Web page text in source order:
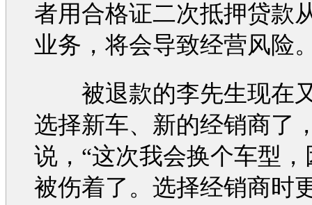
者用合格证二次抵押贷款
业务，将会导致经营风险
被退款的李先生现在
选择新车、新的经销商了
说，“这次我会换个车型
被伤着了。选择经销商时